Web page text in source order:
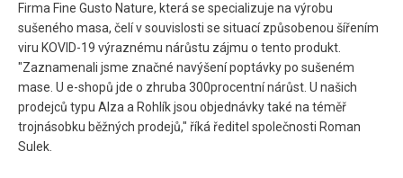
Firma Fine Gusto Nature, která se specializuje na výrobu
sušeného masa, čelí v souvislosti se situací způsobenou šířením
viru KOVID-19 výraznému nárůstu zájmu o tento produkt.
"Zaznamenali jsme značné navýšení poptávky po sušeném
mase. U e-shopů jde o zhruba 300procentní nárůst. U našich
prodejců typu Alza a Rohlík jsou objednávky také na téměř
trojnásobku běžných prodejů," říká ředitel společnosti Roman
Sulek.